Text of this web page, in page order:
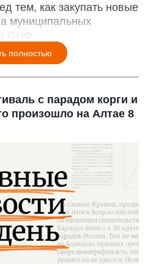
тем, как закупать новые
муниципальных
в ОНФ.
полностью
с парадом корги и
произошло на Алтае 8